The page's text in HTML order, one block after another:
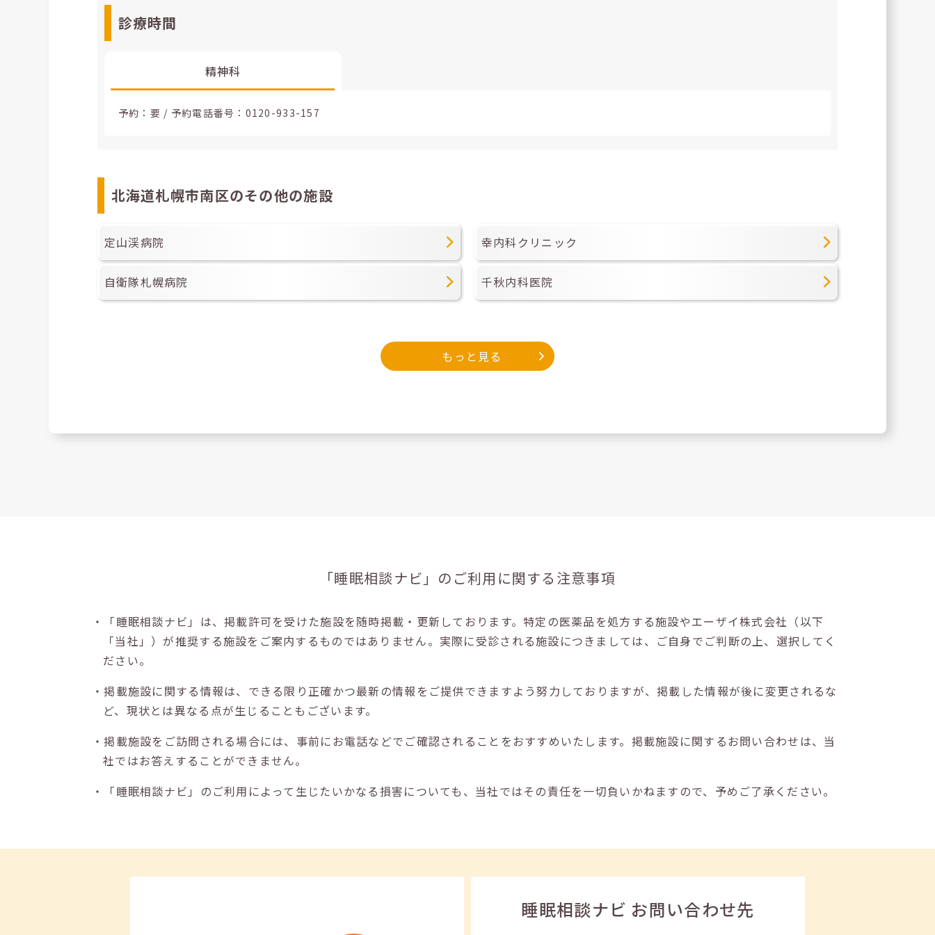
診療時間
精神科
予約：要 / 予約電話番号： 0120-933-157
北海道札幌市南区のその他の施設
定山渓病院 幸内科クリニック
自衛隊札幌病院 千秋内科医院
もっと見る
「睡眠相談ナビ」の ご利用に関する注意事項
・「睡眠相談ナビ」は、掲載許可を受けた施設を随時掲載・更新しております。特定の医薬品を処方する施設やエーザイ株式会社（以下
「当社」）が推奨する施設をご案内するものではありません。実際に受診される施設につきましては、ご自身でご判断の上、選択してく
ださい。
・掲載施設に関する情報は、できる限り正確かつ最新の情報をご提供できますよう努力しておりますが、掲載した情報が後に変更されるな
ど、現状とは異なる点が生じることもございます。
・掲載施設をご訪問される場合には、事前にお電話などでご確認されることをおすすめいたします。掲載施設に関するお問い合わせは、当
社ではお答えすることができません。
・「睡眠相談ナビ」のご利用によって生じたいかなる損害についても、当社ではその責任を一切負いかねますので、予めご了承ください。
睡眠相談ナビ お問い合わせ先